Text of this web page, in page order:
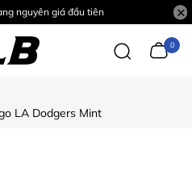
nguyên giá đầu tiên
0
LA Dodgers Mint